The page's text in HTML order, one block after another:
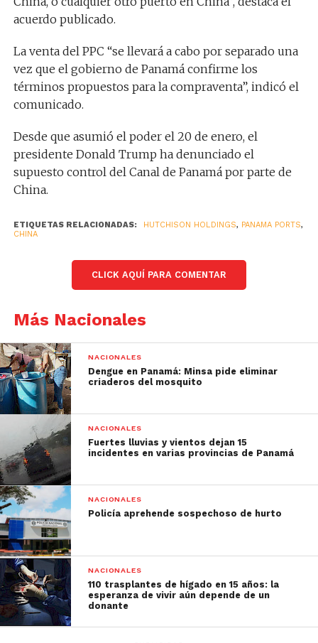
acuerdo publicado.
La venta del PPC “se llevará a cabo por separado una
vez que el gobierno de Panamá confirme los
términos propuestos para la compraventa”, indicó el
comunicado.
Desde que asumió el poder el 20 de enero, el
presidente Donald Trump ha denunciado el
supuesto control del Canal de Panamá por parte de
China.
ETIQUETAS RELACIONADAS: HUTCHISON HOLDINGS, PANAMA PORTS,
CHINA
CLICK AQUÍ PARA COMENTAR
Más Nacionales
NACIONALES
Dengue en Panamá: Minsa pide eliminar
criaderos del mosquito
NACIONALES
Fuertes lluvias y vientos dejan 15
incidentes en varias provincias de Panamá
NACIONALES
Policía aprehende sospechoso de hurto
NACIONALES
110 trasplantes de hígado en 15 años: la
esperanza de vivir aún depende de un
donante